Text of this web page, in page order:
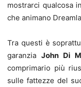
mostrarci qualcosa
che animano
Tra questi è
garanzia John Di
comprimario più
sulle fattezze del